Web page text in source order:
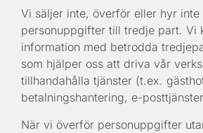
Vi säljer inte, överför eller hyr inte
personuppgifter till tredje part. Vi
information med betrodda
som hjälper oss att driva vår
tillhandahålla tjänster (t.ex.
betalningshantering, e-
När vi överför personuppgifter